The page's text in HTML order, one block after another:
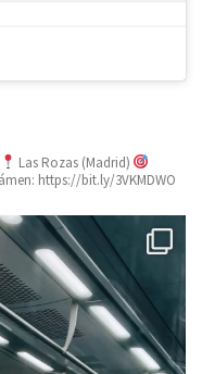
Las Rozas (Madrid)
https://bit.ly/3VKMDWO